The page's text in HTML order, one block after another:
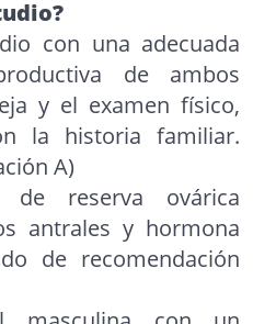
con una adecuada
de ambos
y el examen físico,
la historia familiar.
A)
de reserva ovárica
antrales y hormona
de recomendación